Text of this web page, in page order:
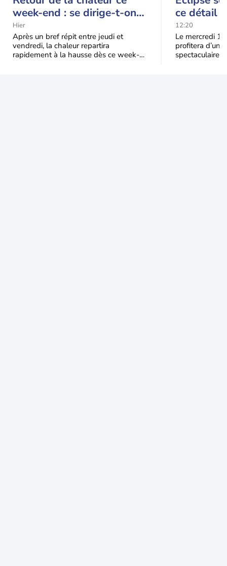
week-end : se dirige-t-on
vers une cinquième vague
de chaleur en France ?
Hier
Après un bref répit entre jeudi et
vendredi, la chaleur repartira
rapidement à la hausse dès ce week-
ce détail
spectacle
12:20
Le mercredi
profitera
spectaculaire,